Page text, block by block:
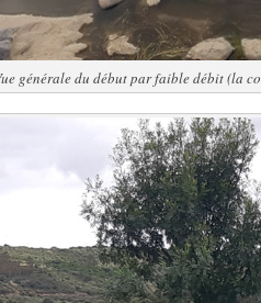
générale du début par faible débit (la